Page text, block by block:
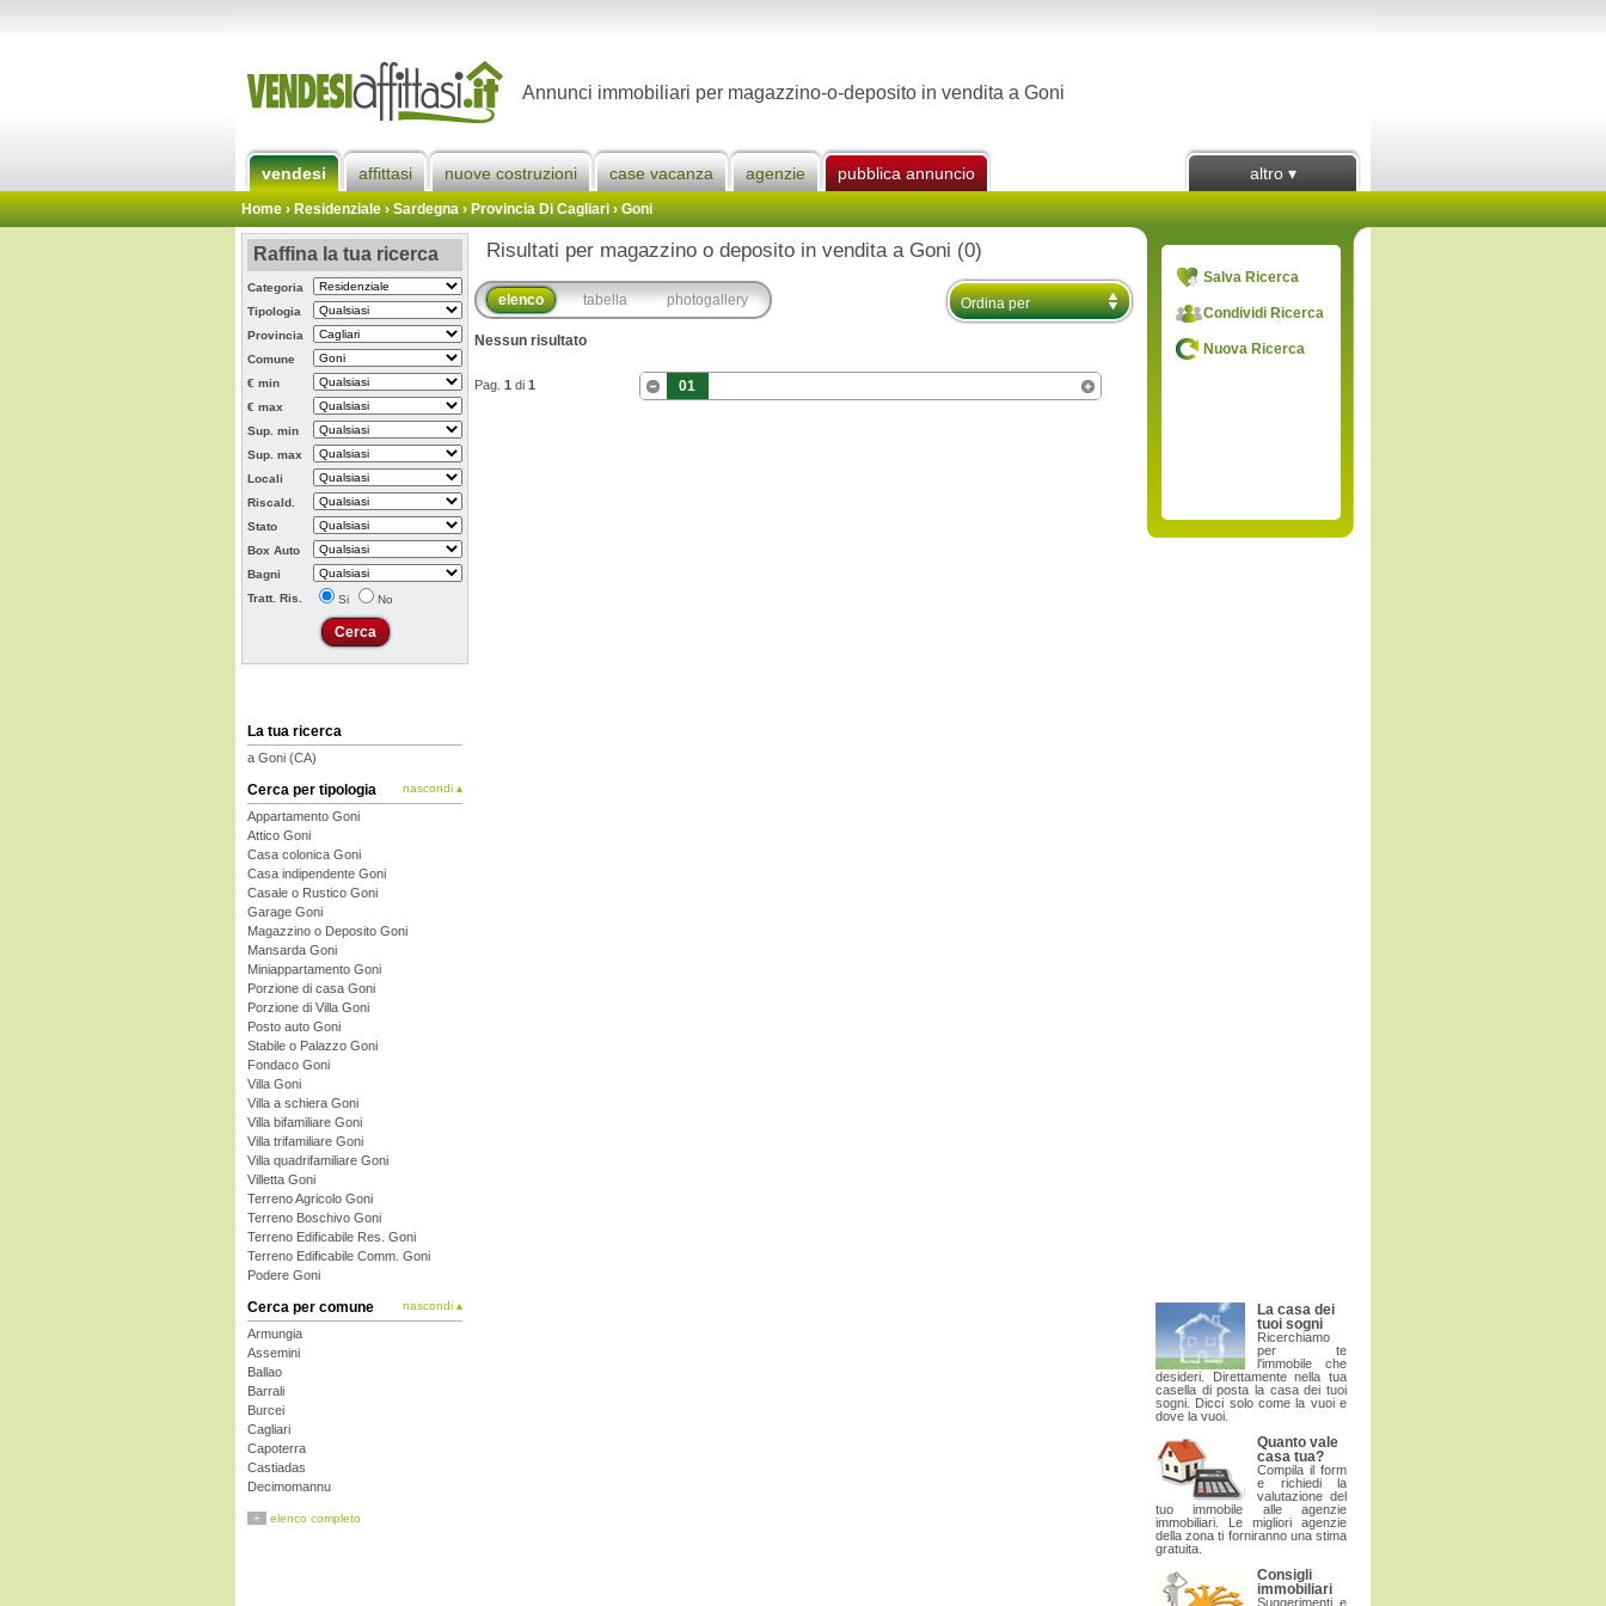
Annunci immobiliari per magazzino-o-deposito in vendita a Goni
vendesi affittasi nuove costruzioni case vacanza agenzie pubblica annuncio altro ▾
Home› Residenziale › Sardegna ›Provincia Di Cagliari›Goni
Raffina la tua ricerca
Categoria
Tipologia
Provincia
Comune
€ min
€ max
Sup. min
Sup. max
Locali
Riscald.
Stato
Box Auto
Bagni
Tratt. Ris.
Si No
La tua ricerca
a Goni (CA)
Cerca per tipologia nascondi ▴
Appartamento Goni
Attico Goni
Casa colonica Goni
Casa indipendente Goni
Casale o Rustico Goni
Garage Goni
Magazzino o Deposito Goni
Mansarda Goni
Miniappartamento Goni
Porzione di casa Goni
Porzione di Villa Goni
Posto auto Goni
Stabile o Palazzo Goni
Fondaco Goni
Villa Goni
Villa a schiera Goni
Villa bifamiliare Goni
Villa trifamiliare Goni
Villa quadrifamiliare Goni
Villetta Goni
Terreno Agricolo Goni
Terreno Boschivo Goni
Terreno Edificabile Res. Goni
Terreno Edificabile Comm. Goni
Podere Goni
Cerca per comune nascondi ▴
Armungia
Assemini
Ballao
Barrali
Burcei
Cagliari
Capoterra
Castiadas
Decimomannu
Dolianova
+ elenco completo
Risultati per magazzino o deposito in vendita a Goni (0)
elenco tabella photogallery
Nessun risultato
Pag. 1 di 1 01
Salva Ricerca
Condividi Ricerca
Nuova Ricerca
La casa dei
tuoi sogni
Ricerchiamo
per te
l'immobile che
desideri. Direttamente nella tua
casella di posta la casa dei tuoi
sogni. Dicci solo come la vuoi e
dove la vuoi.
Quanto vale
casa tua?
Compila il form
e richiedi la
valutazione del
tuo immobile alle agenzie
immobiliari. Le migliori agenzie
della zona ti forniranno una stima
gratuita.
Consigli
immobiliari
Suggerimenti e